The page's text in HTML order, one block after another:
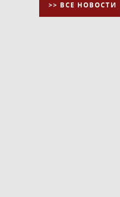
>> ВСЕ НОВОСТИ